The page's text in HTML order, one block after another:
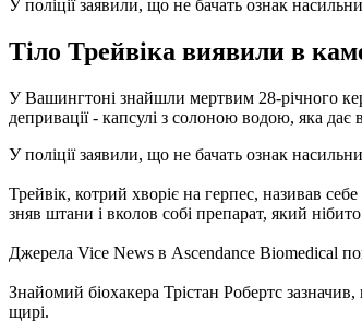
У поліції заявили, що не бачать ознак
Тіло Трейвіка виявили в
У Вашингтоні знайшли мертвим 28-річного
депривації - капсулі з солоною водою, яка дає
У поліції заявили, що не бачать ознак
Трейвік, котрий хворіє на герпес, називав
зняв штани і вколов собі препарат, який
Джерела Vice News в Ascendance Biomedical
Знайомий біохакера Трістан Робертс
щирі.